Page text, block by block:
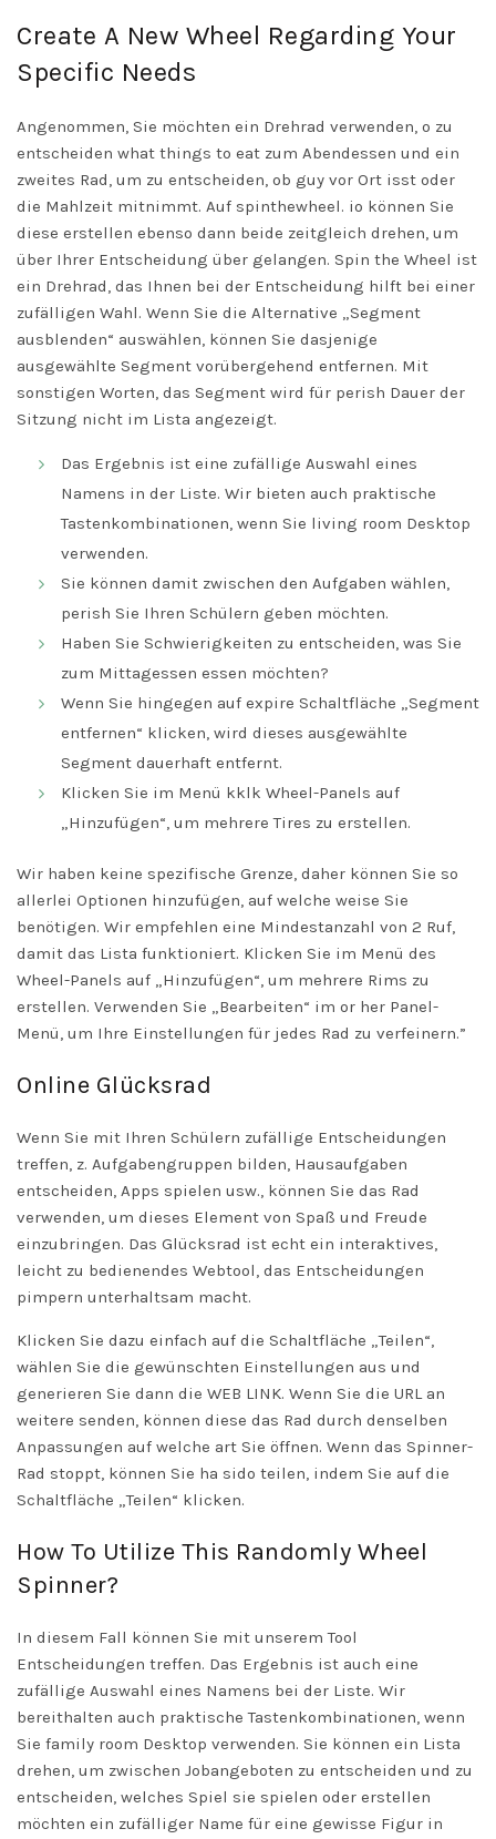
Create A New Wheel Regarding Your
Specific Needs
Angenommen, Sie möchten ein Drehrad verwenden, o zu
entscheiden what things to eat zum Abendessen und ein
zweites Rad, um zu entscheiden, ob guy vor Ort isst oder
die Mahlzeit mitnimmt. Auf spinthewheel. io können Sie
diese erstellen ebenso dann beide zeitgleich drehen, um
über Ihrer Entscheidung über gelangen. Spin the Wheel ist
ein Drehrad, das Ihnen bei der Entscheidung hilft bei einer
zufälligen Wahl. Wenn Sie die Alternative „Segment
ausblenden“ auswählen, können Sie dasjenige
ausgewählte Segment vorübergehend entfernen. Mit
sonstigen Worten, das Segment wird für perish Dauer der
Sitzung nicht im Lista angezeigt.
Das Ergebnis ist eine zufällige Auswahl eines
Namens in der Liste. Wir bieten auch praktische
Tastenkombinationen, wenn Sie living room Desktop
verwenden.
Sie können damit zwischen den Aufgaben wählen,
perish Sie Ihren Schülern geben möchten.
Haben Sie Schwierigkeiten zu entscheiden, was Sie
zum Mittagessen essen möchten?
Wenn Sie hingegen auf expire Schaltfläche „Segment
entfernen“ klicken, wird dieses ausgewählte
Segment dauerhaft entfernt.
Klicken Sie im Menü kklk Wheel-Panels auf
„Hinzufügen“, um mehrere Tires zu erstellen.
Wir haben keine spezifische Grenze, daher können Sie so
allerlei Optionen hinzufügen, auf welche weise Sie
benötigen. Wir empfehlen eine Mindestanzahl von 2 Ruf,
damit das Lista funktioniert. Klicken Sie im Menü des
Wheel-Panels auf „Hinzufügen“, um mehrere Rims zu
erstellen. Verwenden Sie „Bearbeiten“ im or her Panel-
Menü, um Ihre Einstellungen für jedes Rad zu verfeinern.”
Online Glücksrad
Wenn Sie mit Ihren Schülern zufällige Entscheidungen
treffen, z. Aufgabengruppen bilden, Hausaufgaben
entscheiden, Apps spielen usw., können Sie das Rad
verwenden, um dieses Element von Spaß und Freude
einzubringen. Das Glücksrad ist echt ein interaktives,
leicht zu bedienendes Webtool, das Entscheidungen
pimpern unterhaltsam macht.
Klicken Sie dazu einfach auf die Schaltfläche „Teilen“,
wählen Sie die gewünschten Einstellungen aus und
generieren Sie dann die WEB LINK. Wenn Sie die URL an
weitere senden, können diese das Rad durch denselben
Anpassungen auf welche art Sie öffnen. Wenn das Spinner-
Rad stoppt, können Sie ha sido teilen, indem Sie auf die
Schaltfläche „Teilen“ klicken.
How To Utilize This Randomly Wheel
Spinner?
In diesem Fall können Sie mit unserem Tool
Entscheidungen treffen. Das Ergebnis ist auch eine
zufällige Auswahl eines Namens bei der Liste. Wir
bereithalten auch praktische Tastenkombinationen, wenn
Sie family room Desktop verwenden. Sie können ein Lista
drehen, um zwischen Jobangeboten zu entscheiden und zu
entscheiden, welches Spiel sie spielen oder erstellen
möchten ein zufälliger Name für eine gewisse Figur in